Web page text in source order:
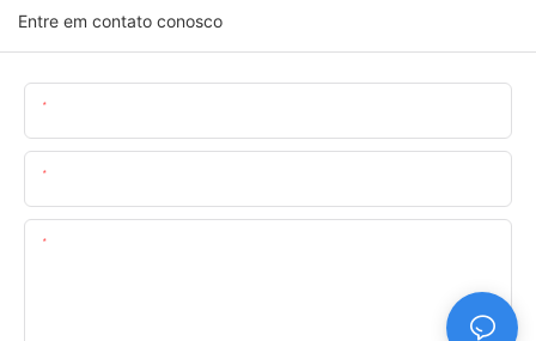
Entre em contato conosco